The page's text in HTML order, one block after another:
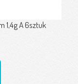
1,4g A 6sztuk